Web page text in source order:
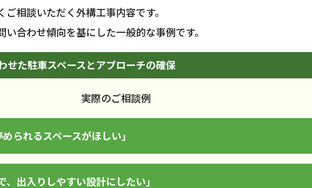
相談いただく外構工事内容です。
合わせ傾向を基にした一般的な事例です。
せた駐車スペースとアプローチの確保
実際のご相談例
られるスペースがほしい」
、出入りしやすい設計にしたい」